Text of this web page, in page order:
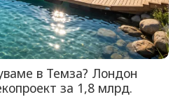
в Темза? Лондон
за 1,8 млрд.